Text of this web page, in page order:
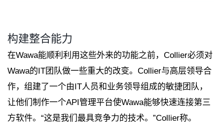
构建整合能力
在Wawa能顺利利用这些外来的功能之前，Collier必须对
Wawa的IT团队做一些重大的改变。Collier与高层领导合
作，组建了一个由IT人员和业务领导组成的敏捷团队，
让他们制作一个API管理平台使Wawa能够快速连接第三
方软件。“这是我们最具竞争力的技术。”Collier称。